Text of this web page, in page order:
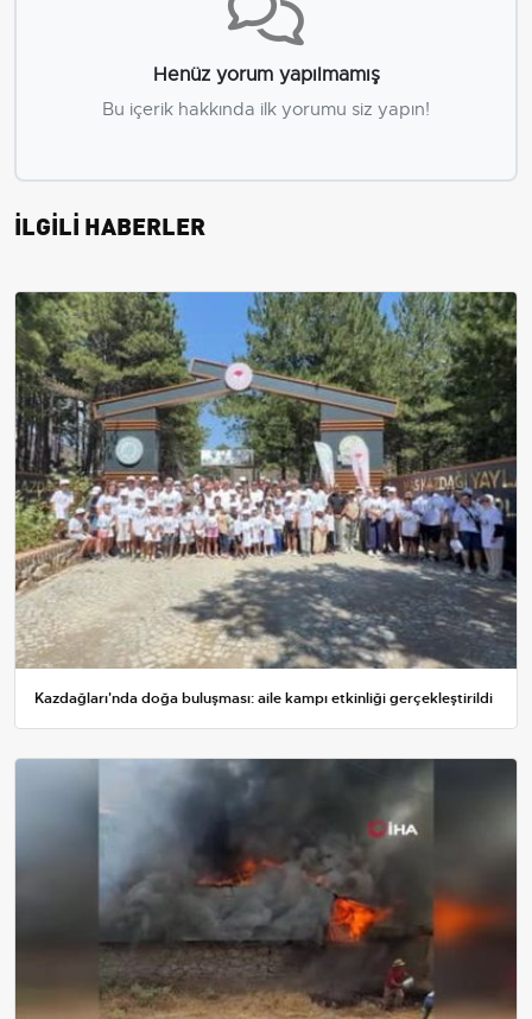
Henüz yorum yapılmamış
Bu içerik hakkında ilk yorumu siz yapın!
İLGİLİ HABERLER
Kazdağları'nda doğa buluşması: aile kampı etkinliği gerçekleştirildi